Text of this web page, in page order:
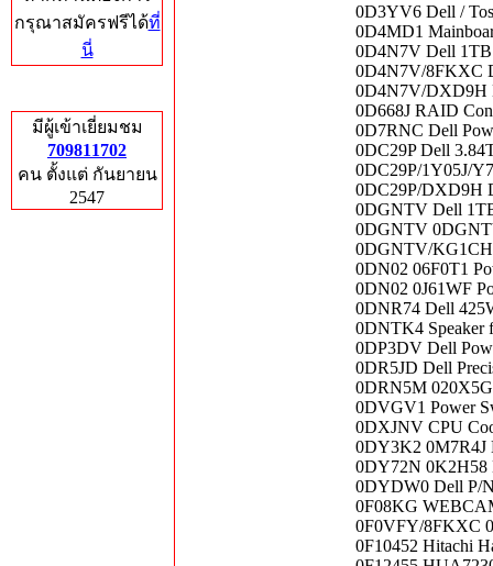
กรุณาสมัครฟรีได้ที่
นี่
มีผู้เข้าเยี่ยมชม
709811702
คน ตั้งแต่ กันยายน
2547
0D3YV6 Dell /
0D4MD1
0D4N7V Dell 1TB
0D4N7V/8FKXC
0D4N7V/DXD9H
0D668J RAID
0D7RNC Dell
0DC29P Dell
0DC29P/1Y05J/
0DC29P/DXD9H
0DGNTV Dell
0DGNTV
0DGNTV/
0DN02 06F0T1
0DN02 0J61WF
0DNR74 Dell
0DNTK4 Speaker
0DP3DV Dell
0DR5JD Dell
0DRN5M 020X5G
0DVGV1 Power
0DXJNV CPU
0DY3K2 0M7R4J
0DY72N 0K2H58
0DYDW0 Dell P/
0F08KG
0F0VFY/8FKXC
0F10452 Hitachi